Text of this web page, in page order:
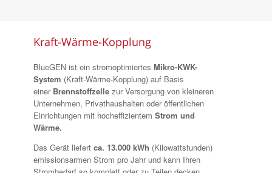
Kraft-Wärme-Kopplung
BlueGEN ist ein stromoptimiertes Mikro-KWK-
System (Kraft-Wärme-Kopplung) auf Basis
einer Brennstoffzelle zur Versorgung von kleineren
Unternehmen, Privathaushalten oder öffentlichen
Einrichtungen mit hocheffizientem Strom und
Wärme.
Das Gerät liefert ca. 13.000 kWh (Kilowattstunden)
emissionsarmen Strom pro Jahr und kann Ihren